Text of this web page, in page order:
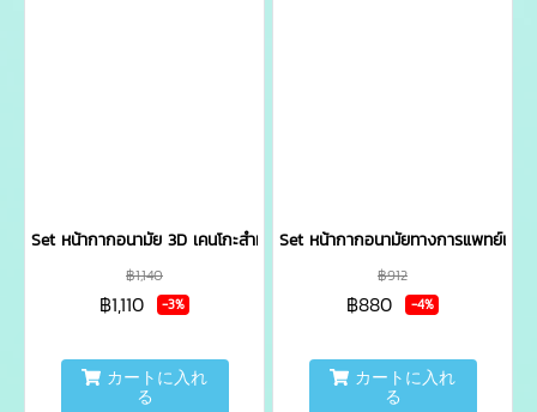
Set หน้ากากอนามัย 3D เคนโกะสำหรับผู้ใหญ่
฿1,140
฿1,110 -3%
カートに入れ
る
Set หน้ากากอนามัยทางการแพทย์เคนโ
฿912
฿880 -4%
カートに入れ
る